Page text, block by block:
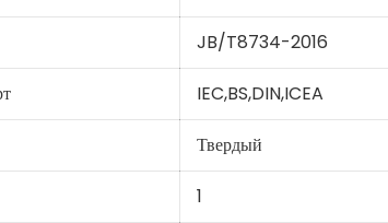
JB/T8734-2016
IEC,BS,DIN,ICEA
Твердый
1